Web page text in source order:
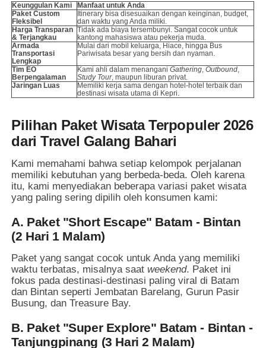
Keunggulan Kami
Manfaat untuk Anda
Paket Custom
Fleksibel
Itinerary bisa disesuaikan dengan keinginan, budget,
dan waktu yang Anda miliki.
Harga Transparan
& Terjangkau
Tidak ada biaya tersembunyi. Sangat cocok untuk
kantong mahasiswa atau pekerja muda.
Armada
Transportasi
Lengkap
Mulai dari mobil keluarga, Hiace, hingga Bus
Pariwisata besar yang bersih dan nyaman.
Tim EO
Berpengalaman
Kami ahli dalam menanganiGathering,Outbound,
Study Tour, maupun liburan privat.
Jaringan Luas
Memiliki kerja sama dengan hotel-hotel terbaik dan
destinasi wisata utama di Kepri.
Pilihan Paket Wisata Terpopuler 2026
dari Travel Galang Bahari
Kami memahami bahwa setiap kelompok perjalanan
memiliki kebutuhan yang berbeda-beda. Oleh karena
itu, kami menyediakan beberapa variasi paket wisata
yang paling sering dipilih oleh konsumen kami:
A. Paket "Short Escape" Batam - Bintan
(2 Hari 1 Malam)
Paket yang sangat cocok untuk Anda yang memiliki
waktu terbatas, misalnya saat weekend. Paket ini
fokus pada destinasi-destinasi paling viral di Batam
dan Bintan seperti Jembatan Barelang, Gurun Pasir
Busung, dan Treasure Bay.
B. Paket "Super Explore" Batam - Bintan -
Tanjungpinang (3 Hari 2 Malam)